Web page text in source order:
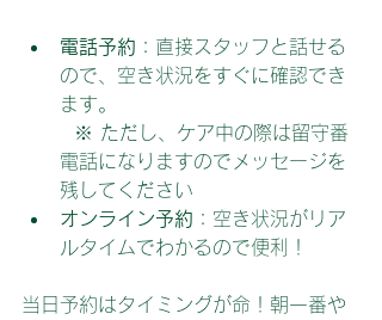
電話予約 ：直接スタッフと話せる
ので、空き状況をすぐに確認でき
ます。
電話になりますのでメッセージを
残してください
オンライン予約 ：空き状況がリア
ルタイムでわかるので便利！
当日予約はタイミングが命！朝一番や